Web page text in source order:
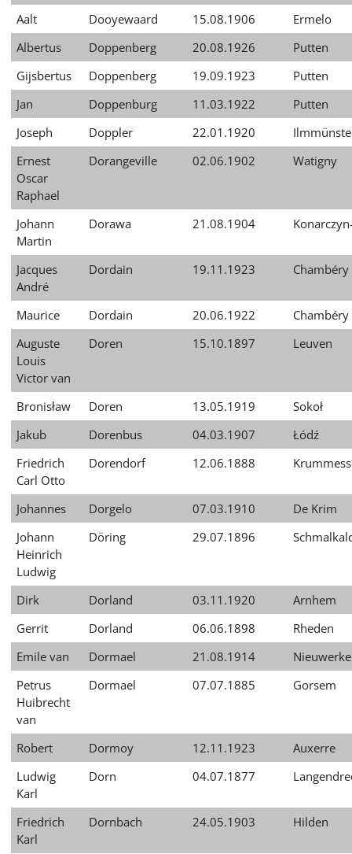
Aalt
Dooyewaard 15.08.1906
Ermelo
Albertus
Doppenberg 20.08.1926
Putten
Gijsbertus
Doppenberg 19.09.1923
Putten
Jan
Doppenburg 11.03.1922
Putten
Joseph
Doppler 22.01.1920
Ernest
Oscar
Raphael
Dorangeville 02.06.1902 Watigny
Johann
Martin
Dorawa 21.08.1904
Jacques
André
Dordain 19.11.1923 Chambéry
Maurice Dordain 20.06.1922
Chambéry
Auguste
Louis
Victor van
Doren 15.10.1897 Leuven
Bronisław Doren 13.05.1919
Sokoł
Jakub
Dorenbus 04.03.1907
Łódź
Friedrich
Carl Otto
Dorendorf 12.06.1888
Johannes Dorgelo 07.03.1910
De Krim
Johann
Heinrich
Ludwig
Döring 29.07.1896
Dirk Dorland 03.11.1920
Arnhem
Gerrit
Dorland 06.06.1898
Rheden
Emile van
Dormael 21.08.1914
Petrus
Huibrecht
van
Dormael 07.07.1885 Gorsem
Robert Dormoy 12.11.1923
Auxerre
Ludwig
Karl
Dorn 04.07.1877
Friedrich
Karl
Dornbach 24.05.1903 Hilden